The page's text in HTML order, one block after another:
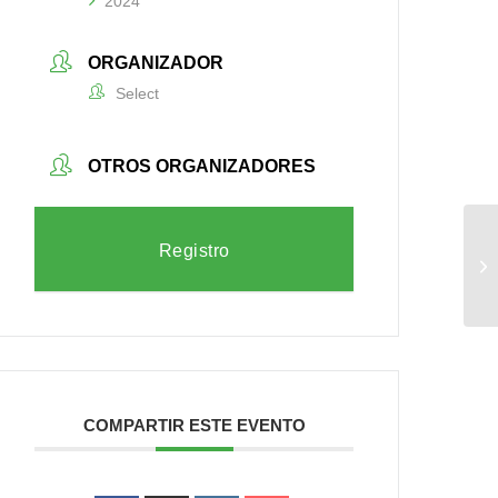
ORGANIZADOR
Select
OTROS ORGANIZADORES
Registro
COMPARTIR ESTE EVENTO
la